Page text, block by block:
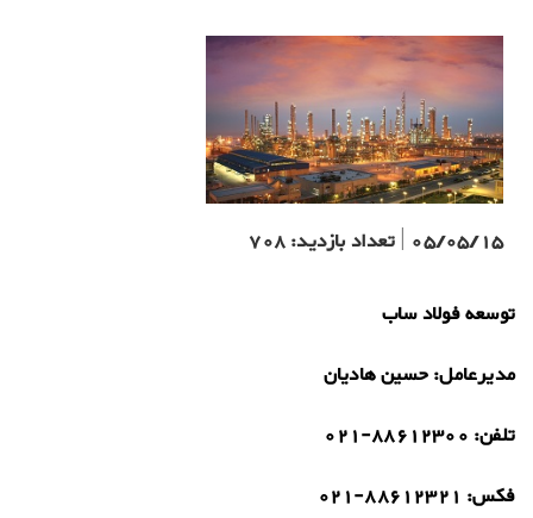
05/05/15
|تعداد بازدید:708
توسعه فولاد ساب
مدیرعامل:حسین هادیان
تلفن: 021-88612300
فکس: 021-88612321